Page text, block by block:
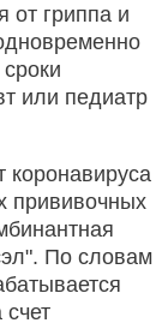
от гриппа и
или педиатр
коронавируса
прививочных
По словам